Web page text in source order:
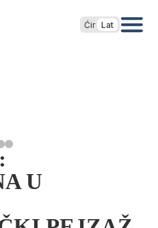
Ćir Lat
U